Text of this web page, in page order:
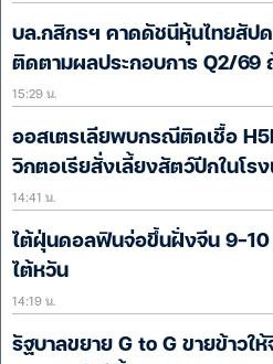
บล.กสิกรฯ คาดดัชนีหุ้นไทยสัป
ติดตามผลประกอบการ Q2/69
15:29 น.
ออสเตรเลียพบกรณีติดเชื้อ
วิกตอเรียสั่งเลี้ยงสัตว์ปีกในโรง
14:41 น.
ไต้ฝุ่นดอลฟินจ่อขึ้นฝั่งจีน 9-
ไต้หวัน
14:19 น.
รัฐบาลขยาย G to G ขายข้าวใ